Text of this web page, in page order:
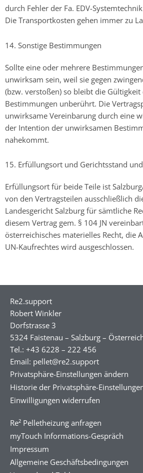
durch Fehler der Fa. EDV-
Die Transportkosten gehen immer zu
14. Sonstige Bestimmungen
Sollte eine oder mehrere
unwirksam sein, weil sie gegen
(bzw. verstoßen) so bleibt die
Bestimmungen unberührt. Die
unwirksame Vereinbarung durch eine
der Intention der unwirksamen
nahekommt.
15. Erfüllungsort und Gerichtsstand
Erfüllungsort für beide Teile ist
von den Vertragsteilen ausschließlich
Landesgericht Salzburg für sämtliche
diesem Vertrag gem. § 104 JN
österreichisches materielles Recht, die
UN-Kaufrechtes wird ausgeschlossen.
Re2.support
Robert Winkler
Dorfstrasse 3
5324 Faistenau – Salzburg –
Tel.: +43 6228 – 222 456
Email: pellet@re2.support
Privatsphäre-Einstellungen ändern
Historie der Privatsphäre-
Einwilligungen widerrufen
Re² Pelletheizung anfragen
myTouch Informations-Gespräch
Impressum
Allgemeine Geschäftsbedingungen